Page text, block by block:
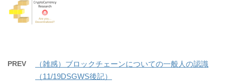
PREV
（雑感）ブロックチェーンについての一般人の認識
（11/19DSGWS後記）